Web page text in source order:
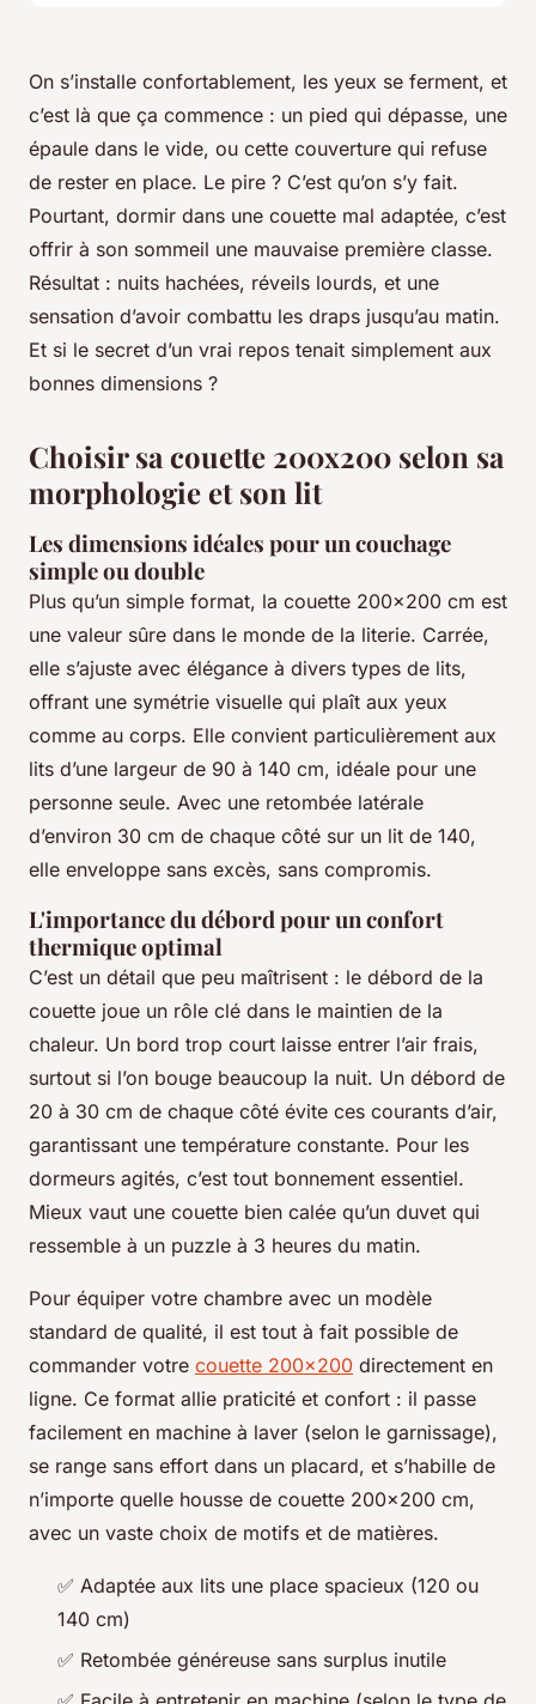
On s’installe confortablement, les yeux se ferment, et
c’est là que ça commence : un pied qui dépasse, une
épaule dans le vide, ou cette couverture qui refuse
de rester en place. Le pire ? C’est qu’on s’y fait.
Pourtant, dormir dans une couette mal adaptée, c’est
offrir à son sommeil une mauvaise première classe.
Résultat : nuits hachées, réveils lourds, et une
sensation d’avoir combattu les draps jusqu’au matin.
Et si le secret d’un vrai repos tenait simplement aux
bonnes dimensions ?
Choisir sa couette 200x200 selon sa
morphologie et son lit
Les dimensions idéales pour un couchage
simple ou double
Plus qu’un simple format, la couette 200x200 cm est
une valeur sûre dans le monde de la literie. Carrée,
elle s’ajuste avec élégance à divers types de lits,
offrant une symétrie visuelle qui plaît aux yeux
comme au corps. Elle convient particulièrement aux
lits d’une largeur de 90 à 140 cm, idéale pour une
personne seule. Avec une retombée latérale
d’environ 30 cm de chaque côté sur un lit de 140,
elle enveloppe sans excès, sans compromis.
L'importance du débord pour un confort
thermique optimal
C’est un détail que peu maîtrisent : le débord de la
couette joue un rôle clé dans le maintien de la
chaleur. Un bord trop court laisse entrer l’air frais,
surtout si l’on bouge beaucoup la nuit. Un débord de
20 à 30 cm de chaque côté évite ces courants d’air,
garantissant une température constante. Pour les
dormeurs agités, c’est tout bonnement essentiel.
Mieux vaut une couette bien calée qu’un duvet qui
ressemble à un puzzle à 3 heures du matin.
Pour équiper votre chambre avec un modèle
standard de qualité, il est tout à fait possible de
commander votre couette 200x200 directement en
ligne. Ce format allie praticité et confort : il passe
facilement en machine à laver (selon le garnissage),
se range sans effort dans un placard, et s’habille de
n’importe quelle housse de couette 200x200 cm,
avec un vaste choix de motifs et de matières.
✅ Adaptée aux lits une place spacieux (120 ou
140 cm)
✅ Retombée généreuse sans surplus inutile